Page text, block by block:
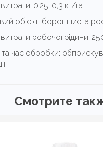
0,25-0,3 кг/га
об’єкт: борошниста
робочої рідини:
та час обробки:
Смотрите